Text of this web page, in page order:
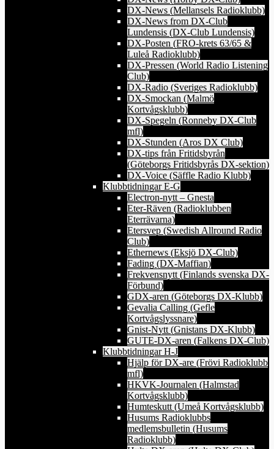
DX-News (Mellansels Radioklubb)
DX-News from DX-Club
Lundensis (DX-Club Lundensis)
DX-Posten (FRO-krets 63/65 &
Luleå Radioklubb)
DX-Pressen (World Radio Listening
Club)
DX-Radio (Sveriges Radioklubb)
DX-Smockan (Malmö
Kortvågsklubb)
DX-Spegeln (Ronneby DX-Club
mfl)
DX-Stunden (Aros DX Club)
DX-tips från Fritidsbyrån
(Göteborgs Fritidsbyrås DX-sektion)
DX-Voice (Säffle Radio Klubb)
Klubbtidningar E-G
Electron-nytt – Gnesta
Eter-Räven (Radioklubben
Eterrävarna)
Etersvep (Swedish Allround Radio
Club)
Ethernews (Eksjö DX-Club)
Fading (DX-Maffian)
Frekvensnytt (Finlands svenska DX-
Förbund)
GDX-aren (Göteborgs DX-Klubb)
Gevalia Calling (Gefle
Kortvågslyssnare)
Gnist-Nytt (Gnistans DX-Klubb)
GUTE-DX-aren (Falkens DX-Club)
Klubbtidningar H-J
Hjälp för DX-are (Frövi Radioklubb
mfl)
HKVK-Journalen (Halmstad
Kortvågsklubb)
Humteskutt (Umeå Kortvågsklubb)
Husums Radioklubbs
medlemsbulletin (Husums
Radioklubb)